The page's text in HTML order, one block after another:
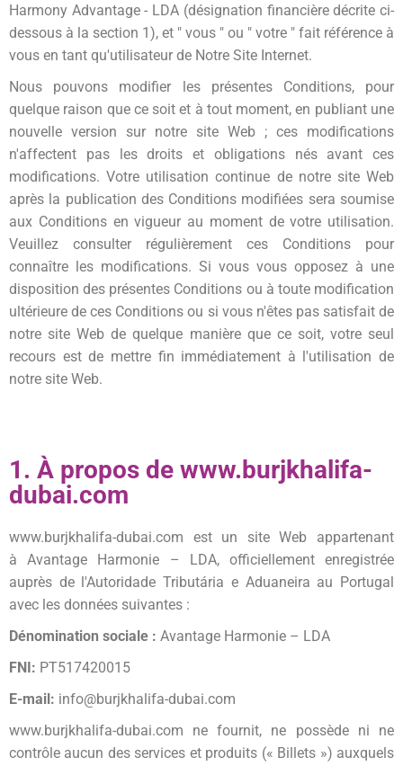
Harmony Advantage - LDA (désignation financière décrite ci-
dessous à la section 1), et " vous " ou " votre " fait référence à
vous en tant qu'utilisateur de Notre Site Internet.
Nous pouvons modifier les présentes Conditions, pour
quelque raison que ce soit et à tout moment, en publiant une
nouvelle version sur notre site Web ; ces modifications
n'affectent pas les droits et obligations nés avant ces
modifications. Votre utilisation continue de notre site Web
après la publication des Conditions modifiées sera soumise
aux Conditions en vigueur au moment de votre utilisation.
Veuillez consulter régulièrement ces Conditions pour
connaître les modifications. Si vous vous opposez à une
disposition des présentes Conditions ou à toute modification
ultérieure de ces Conditions ou si vous n'êtes pas satisfait de
notre site Web de quelque manière que ce soit, votre seul
recours est de mettre fin immédiatement à l'utilisation de
notre site Web.
1. À propos de www.burjkhalifa-
dubai.com
www.burjkhalifa-dubai.com
est un site Web appartenant
àAvantage Harmonie – LDA, officiellement enregistrée
auprès de l'Autoridade Tributária e Aduaneira au Portugal
avec les données suivantes :
Dénomination sociale : Avantage Harmonie – LDA
FNI: PT517420015
E-mail: info@burjkhalifa-dubai.com
www.burjkhalifa-dubai.com ne fournit, ne possède ni ne
contrôle aucun des services et produits (« Billets ») auxquels